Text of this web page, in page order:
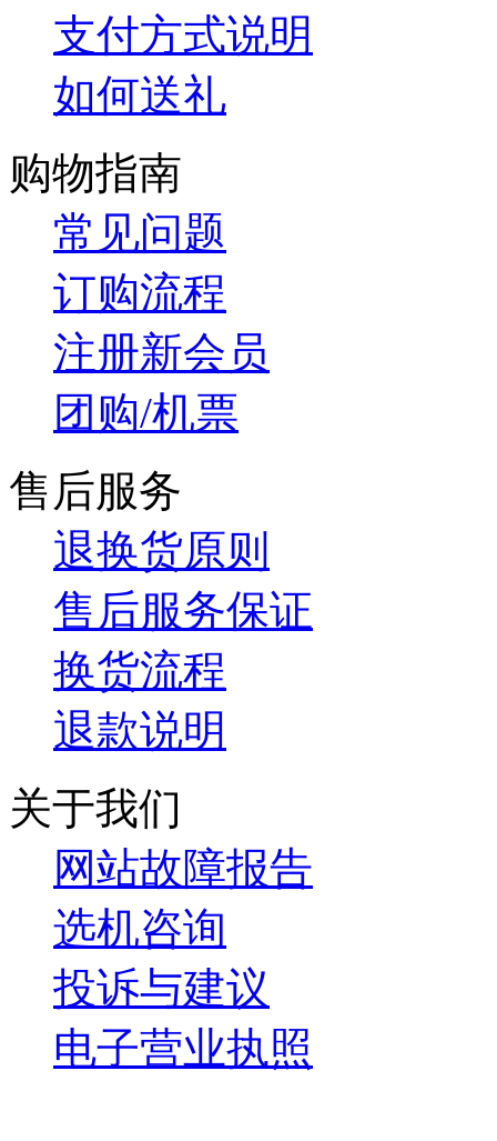
支付方式说明
如何送礼
购物指南
常见问题
订购流程
注册新会员
团购/机票
售后服务
退换货原则
售后服务保证
换货流程
退款说明
关于我们
网站故障报告
选机咨询
投诉与建议
电子营业执照